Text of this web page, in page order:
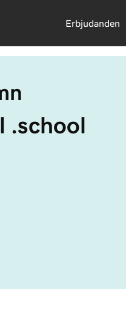
Erbjudanden
.school